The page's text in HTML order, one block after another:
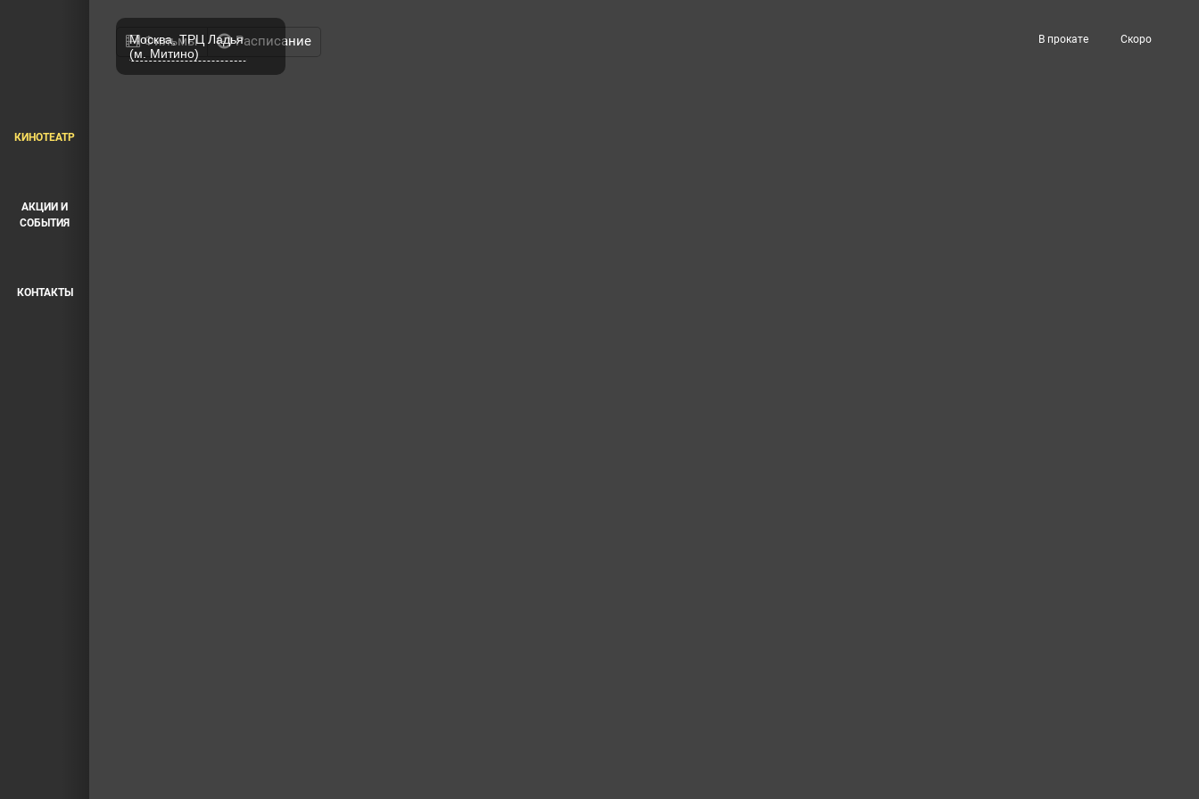
КИНОТЕАТР
АКЦИИ И
СОБЫТИЯ
КОНТАКТЫ
Москва, ТРЦ Ладья
(м. Митино)
Фильмы Расписание В прокате Скоро